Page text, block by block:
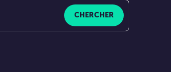
CHERCHER